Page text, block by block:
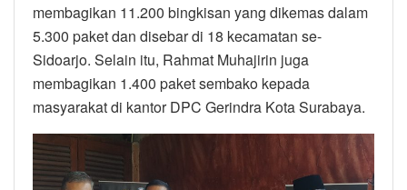
membagikan 11.200 bingkisan yang dikemas dalam
5.300 paket dan disebar di 18 kecamatan se-
Sidoarjo. Selain itu, Rahmat Muhajirin juga
membagikan 1.400 paket sembako kepada
masyarakat di kantor DPC Gerindra Kota Surabaya.